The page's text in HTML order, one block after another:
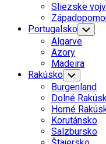
Sliezske
Portugalsko Toggle
Child
Menu
Algarve
Azory
Madeira
Rakúsko Toggle
Child
Menu
Burgenland
Dolné
Horné
Korutánsko
Salzbursko